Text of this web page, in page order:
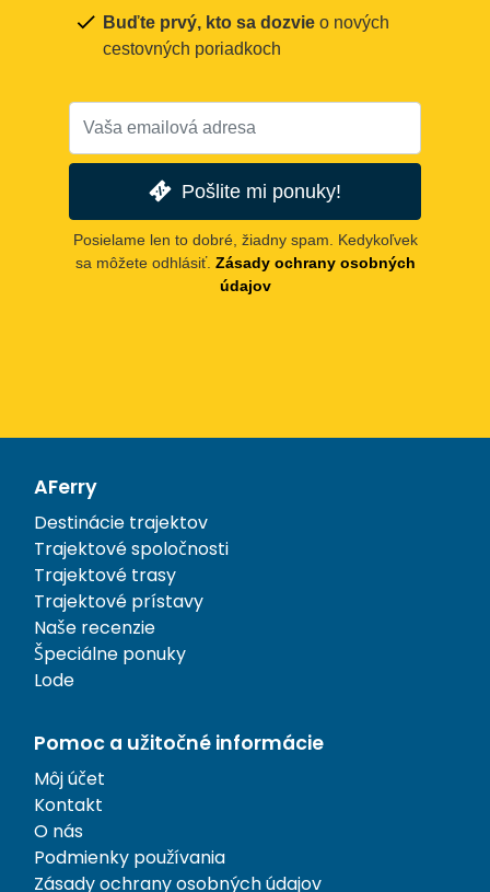
Buďte prvý, kto sa dozvie o nových
cestovných poriadkoch
Pošlite mi ponuky!
Posielame len to dobré, žiadny spam. Kedykoľvek
sa môžete odhlásiť. Zásady ochrany osobných
údajov
AFerry
Destinácie trajektov
Trajektové spoločnosti
Trajektové trasy
Trajektové prístavy
Naše recenzie
Špeciálne ponuky
Lode
Pomoc a užitočné informácie
Môj účet
Kontakt
O nás
Podmienky používania
Zásady ochrany osobných údajov